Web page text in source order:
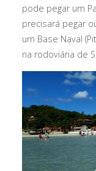
pode pegar um
precisará pegar
um Base Naval
na rodoviária de